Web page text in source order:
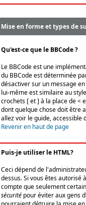
Mise en forme et types de
Qu'est-ce que le BBCode ?
Le BBCode est une
du BBCode est déterminée
désactiver sur un message
lui-même est similaire au
crochets [ et ] à la place de <
dont quelque chose doit être
allez voir le guide,
Revenir en haut de page
Puis-je utiliser le HTML?
Ceci dépend de
dessus. Si vous êtes autorisé
compte que seulement
sécurité pour éviter aux gens